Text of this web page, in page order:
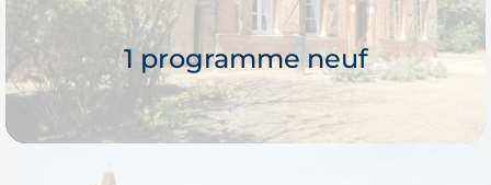
1 programme neuf